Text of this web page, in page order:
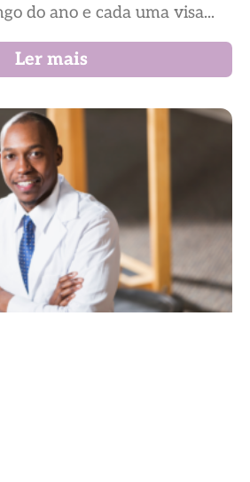
do ano e cada uma visa...
Ler mais